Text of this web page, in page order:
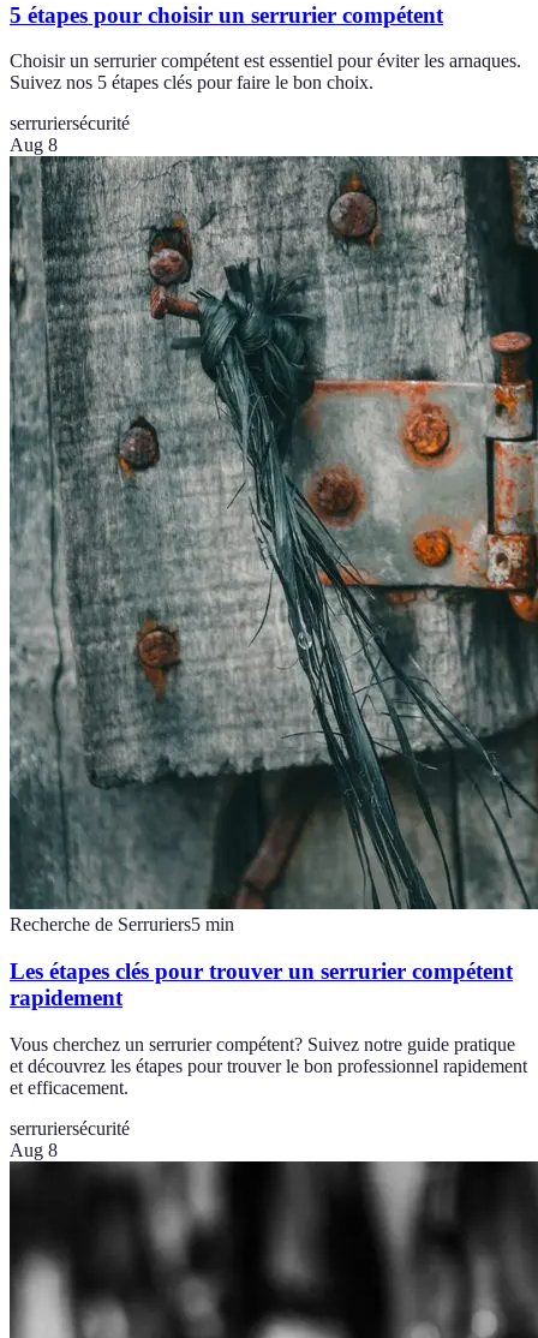
5 étapes pour choisir un serrurier compétent
Choisir un serrurier compétent est essentiel pour éviter les arnaques.
Suivez nos 5 étapes clés pour faire le bon choix.
serruriersécurité
Aug 8
Recherche de Serruriers5 min
Les étapes clés pour trouver un serrurier compétent
rapidement
Vous cherchez un serrurier compétent? Suivez notre guide pratique
et découvrez les étapes pour trouver le bon professionnel rapidement
et efficacement.
serruriersécurité
Aug 8